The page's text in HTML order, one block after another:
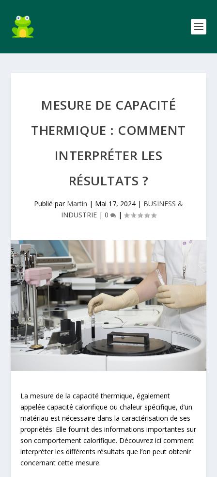
MESURE DE CAPACITÉ
THERMIQUE : COMMENT
INTERPRÉTER LES
RÉSULTATS ?
Publié par Martin | Mai 17, 2024 | BUSINESS &
INDUSTRIE | 0 |
La mesure de la capacité thermique, également
appelée capacité calorifique ou chaleur spécifique, d’un
matériau est nécessaire dans la caractérisation de ses
propriétés. Elle fournit des informations importantes sur
son comportement calorifique. Découvrez ici comment
interpréter les différents résultats que l’on peut obtenir
concernant cette mesure.